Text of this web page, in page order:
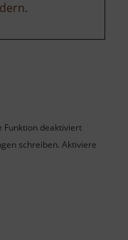
.
Funktion deaktiviert
schreiben. Aktiviere